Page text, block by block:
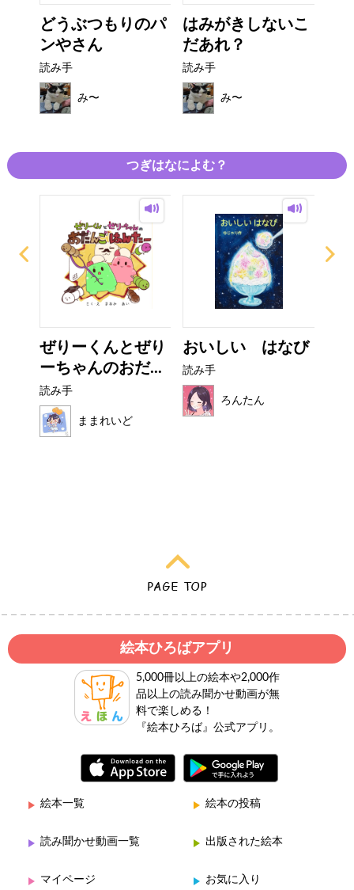
どうぶつもりのパ
ンやさん
読み手
み〜
はみがきしないこ
だあれ？
読み手
み〜
つぎはなによむ？
ぜりーくんとぜり
ーちゃんのおだ...
読み手
ままれいど
おいしい はなび
読み手
ろんたん
絵本ひろばアプリ
5,000冊以上の絵本や2,000作
品以上の読み聞かせ動画が無
料で楽しめる！
『絵本ひろば』公式アプリ。
絵本一覧 絵本の投稿
読み聞かせ動画一覧 出版された絵本
マイページ お気に入り